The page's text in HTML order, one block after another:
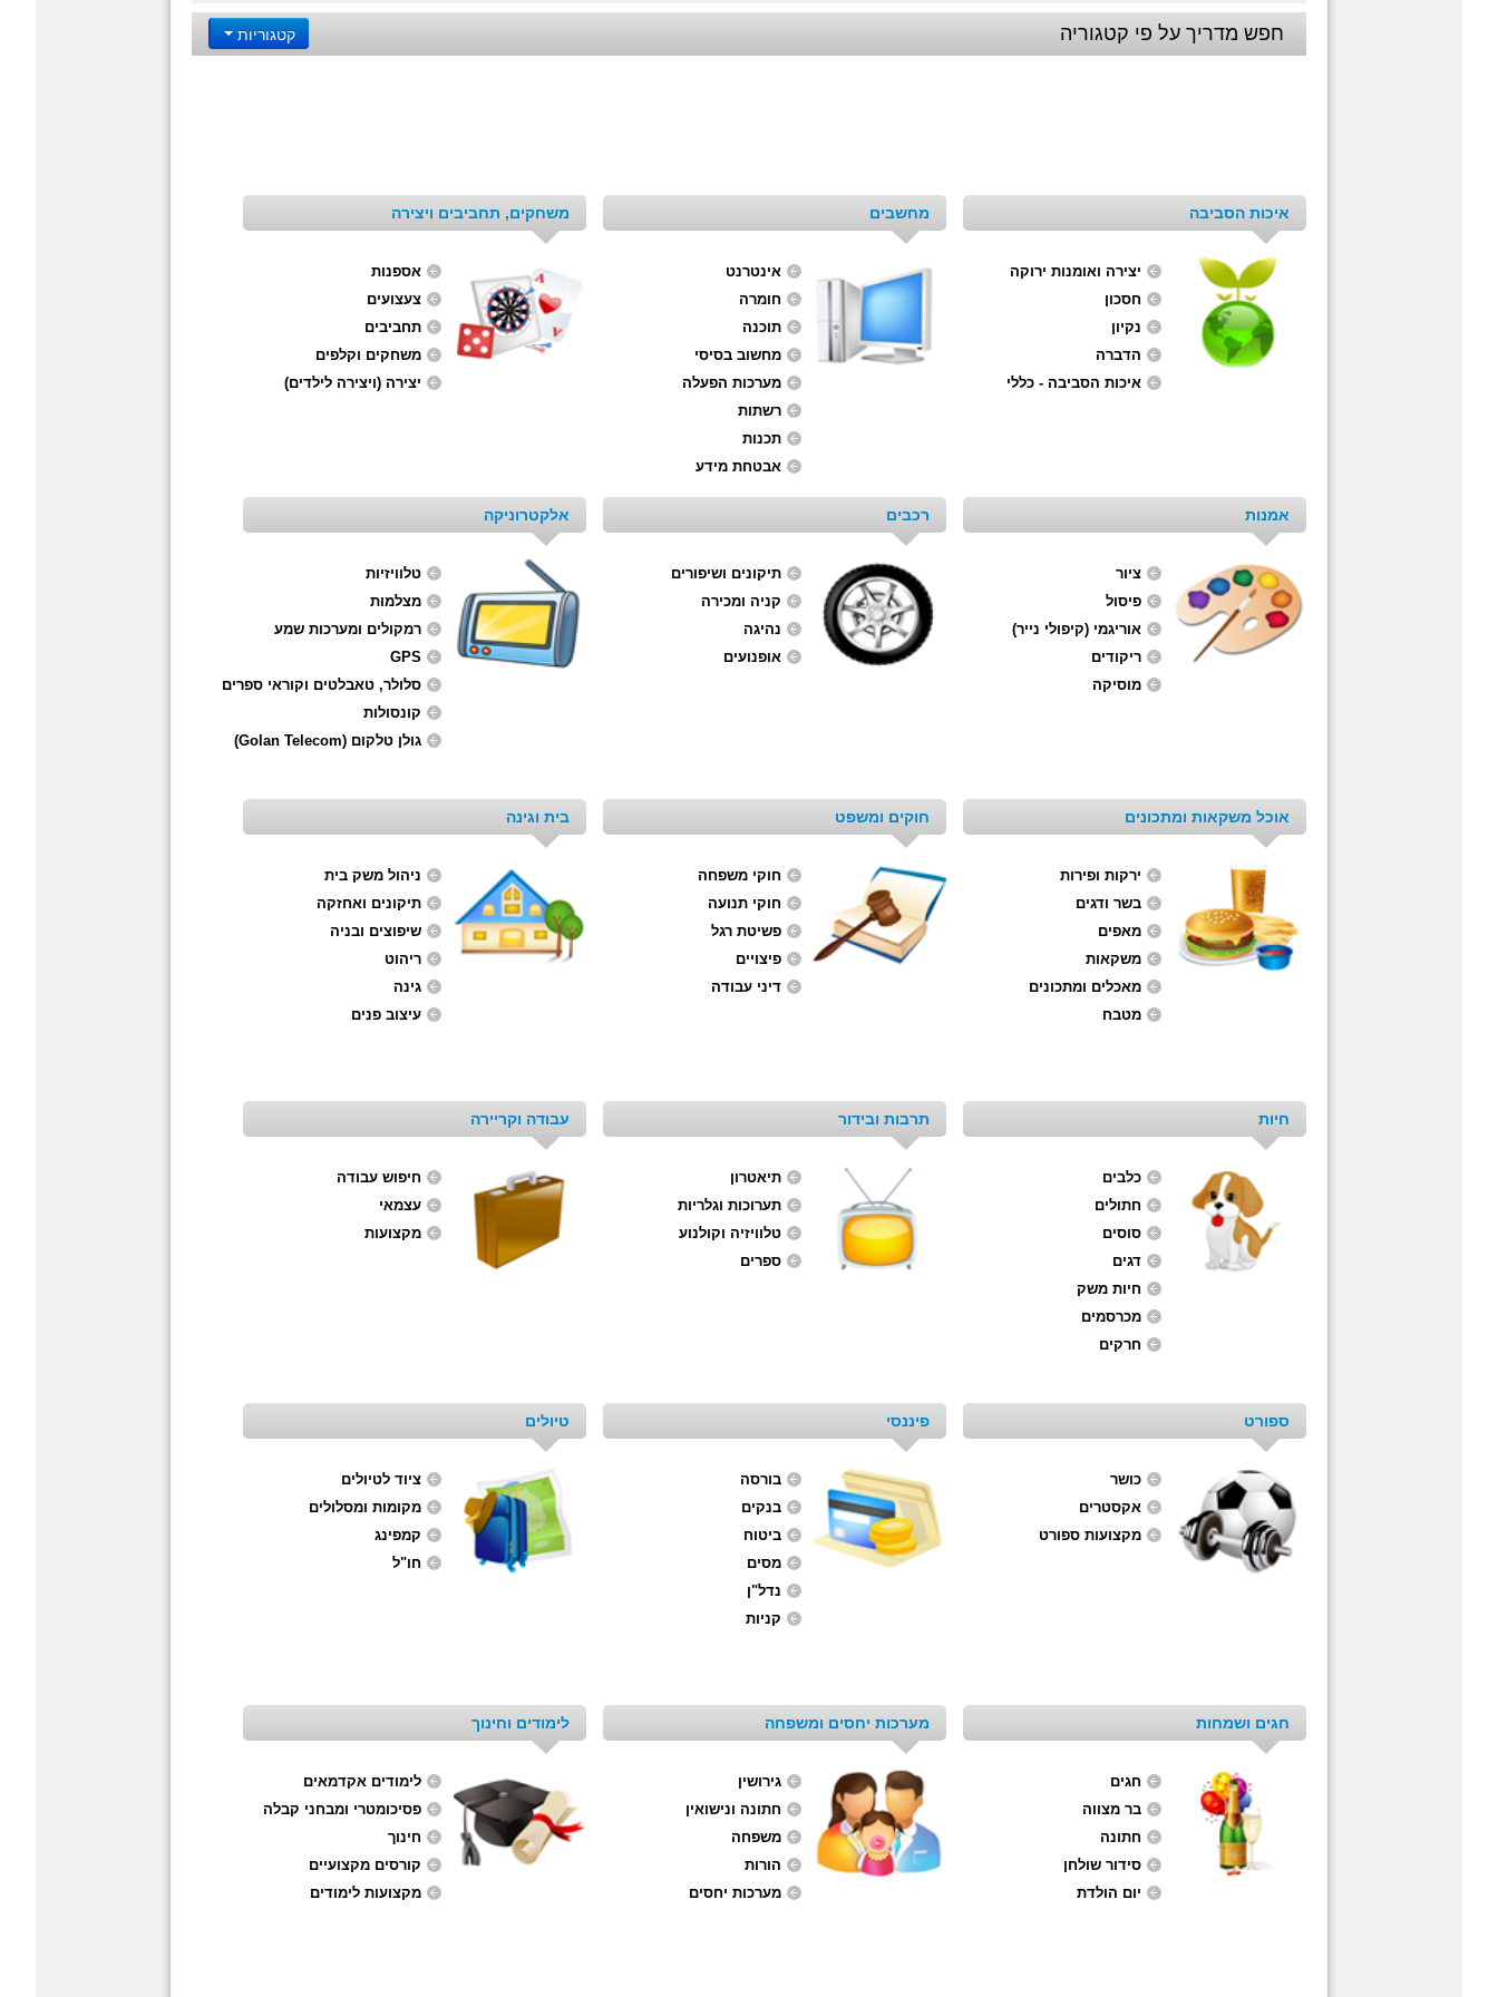
קטגוריות חפש מדריך על פי קטגוריה
איכות הסביבה
יצירה ואומנות ירוקה
חסכון
נקיון
הדברה
איכות הסביבה - כללי
מחשבים
אינטרנט
חומרה
תוכנה
מחשוב בסיסי
מערכות הפעלה
רשתות
תכנות
אבטחת מידע
משחקים, תחביבים ויצירה
אספנות
צעצועים
תחביבים
משחקים וקלפים
יצירה (ויצירה לילדים)
אמנות
ציור
פיסול
אוריגמי (קיפולי נייר)
ריקודים
מוסיקה
רכבים
תיקונים ושיפורים
קניה ומכירה
נהיגה
אופנועים
אלקטרוניקה
טלוויזיות
מצלמות
רמקולים ומערכות שמע
GPS
סלולר, טאבלטים וקוראי ספרים
קונסולות
גולן טלקום (Golan Telecom)
אוכל משקאות ומתכונים
ירקות ופירות
בשר ודגים
מאפים
משקאות
מאכלים ומתכונים
מטבח
חוקים ומשפט
חוקי משפחה
חוקי תנועה
פשיטת רגל
פיצויים
דיני עבודה
בית וגינה
ניהול משק בית
תיקונים ואחזקה
שיפוצים ובניה
ריהוט
גינה
עיצוב פנים
חיות
כלבים
חתולים
סוסים
דגים
חיות משק
מכרסמים
חרקים
תרבות ובידור
תיאטרון
תערוכות וגלריות
טלוויזיה וקולנוע
ספרים
עבודה וקריירה
חיפוש עבודה
עצמאי
מקצועות
ספורט
כושר
אקסטרים
מקצועות ספורט
פיננסי
בורסה
בנקים
ביטוח
מסים
נדל"ן
קניות
טיולים
ציוד לטיולים
מקומות ומסלולים
קמפינג
חו"ל
חגים ושמחות
חגים
בר מצווה
חתונה
סידור שולחן
יום הולדת
מערכות יחסים ומשפחה
גירושין
חתונה ונישואין
משפחה
הורות
מערכות יחסים
לימודים וחינוך
לימודים אקדמאים
פסיכומטרי ומבחני קבלה
חינוך
קורסים מקצועיים
מקצועות לימודים